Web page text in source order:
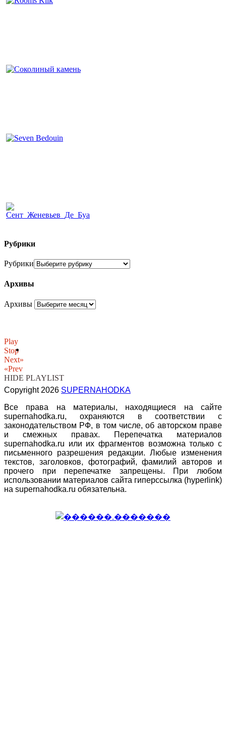
Рубрики
Рубрики
Архивы
Архивы
Play
Stop
Next»
«Prev
HIDE PLAYLIST
Copyright 2026 SUPERNAHODKA
Все права на материалы, находящиеся на сайте
supernahodka.ru, охраняются в соответствии с
законодательством РФ, в том числе, об авторском праве
и смежных правах. Перепечатка материалов
supernahodka.ru или их фрагментов возможна только с
письменного разрешения редакции. Любые изменения
текстов, заголовков, фотографий, фамилий авторов и
прочего при перепечатке запрещены. При любом
использовании материалов сайта гиперссылка (hyperlink)
на supernahodka.ru обязательна.